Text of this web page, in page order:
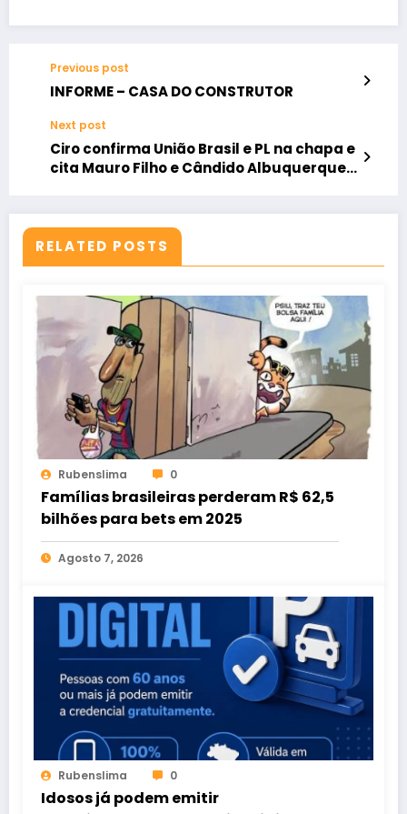
Previous post
INFORME – CASA DO CONSTRUTOR
Next post
Ciro confirma União Brasil e PL na chapa e
cita Mauro Filho e Cândido Albuquerque
RELATED POSTS
Rubenslima 0
Famílias brasileiras perderam R$ 62,5
bilhões para bets em 2025
Agosto 7, 2026
Rubenslima 0
Idosos já podem emitir